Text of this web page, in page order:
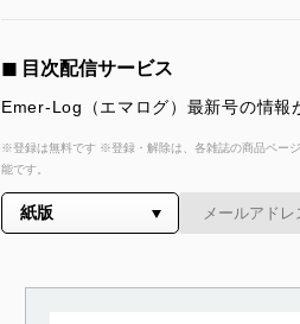
◼︎ 目次配信サービス
Emer-Log（エマログ）最新号の情報
※登録は無料です ※登録・解除は、各雑誌の商品ペー
能です。